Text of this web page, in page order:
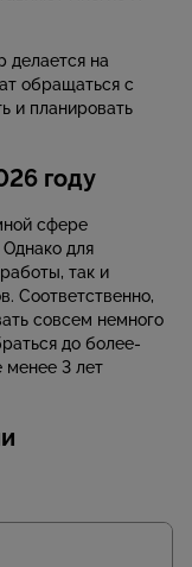
делается на
обращаться с
и планировать
году
сфере
для
так и
Соответственно,
совсем немного
до более-
менее 3 лет